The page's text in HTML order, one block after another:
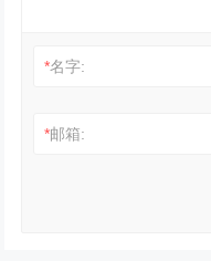
*名字:
*邮箱: